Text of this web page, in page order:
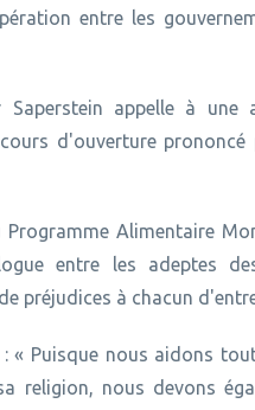
entre les
Saperstein appelle à une
d'ouverture prononcé
Programme Alimentaire
entre les adeptes
préjudices à chacun
: « Puisque nous aidons
religion, nous devons